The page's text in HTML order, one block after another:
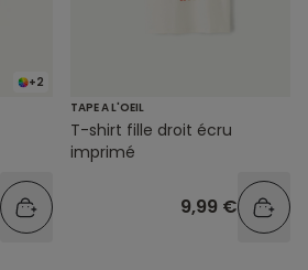
+2
TAPE A L'OEIL
T-shirt fille droit écru
imprimé
9,99 €